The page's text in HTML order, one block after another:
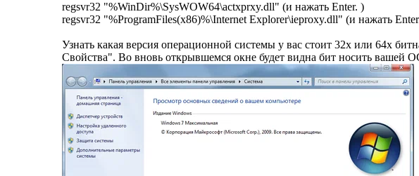
regsvr32 "%WinDir%\SysWOW64\actxprxy.dll" (и нажать Enter. )
regsvr32 "%ProgramFiles(x86)%\Internet Explorer\ieproxy.dll" (и нажать
Узнать какая версия операционной системы у вас стоит 32х или 64х
Свойства". Во вновь открывшемся окне будет видна бит носить вашей